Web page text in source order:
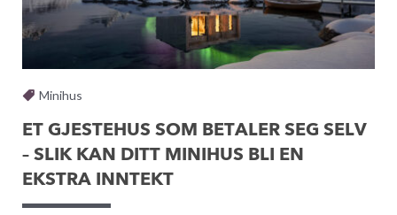
Minihus
ET GJESTEHUS SOM BETALER SEG SELV
– SLIK KAN DITT MINIHUS BLI EN
EKSTRA INNTEKT